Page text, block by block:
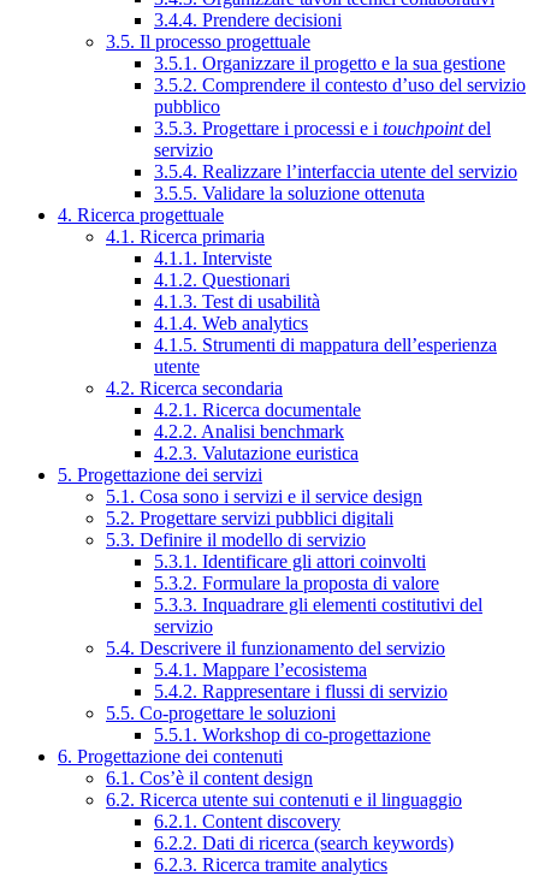
3.4.4. Prendere decisioni
3.5. Il processo progettuale
3.5.1. Organizzare il progetto e la sua gestione
3.5.2. Comprendere il contesto d’uso del servizio
pubblico
3.5.3. Progettare i processi e i touchpointdel
servizio
3.5.4. Realizzare l’interfaccia utente del servizio
3.5.5. Validare la soluzione ottenuta
4. Ricerca progettuale
4.1. Ricerca primaria
4.1.1. Interviste
4.1.2. Questionari
4.1.3. Test di usabilità
4.1.4. Web analytics
4.1.5. Strumenti di mappatura dell’esperienza
utente
4.2. Ricerca secondaria
4.2.1. Ricerca documentale
4.2.2. Analisi benchmark
4.2.3. Valutazione euristica
5. Progettazione dei servizi
5.1. Cosa sono i servizi e il service design
5.2. Progettare servizi pubblici digitali
5.3. Definire il modello di servizio
5.3.1. Identificare gli attori coinvolti
5.3.2. Formulare la proposta di valore
5.3.3. Inquadrare gli elementi costitutivi del
servizio
5.4. Descrivere il funzionamento del servizio
5.4.1. Mappare l’ecosistema
5.4.2. Rappresentare i flussi di servizio
5.5. Co-progettare le soluzioni
5.5.1. Workshop di co-progettazione
6. Progettazione dei contenuti
6.1. Cos’è il content design
6.2. Ricerca utente sui contenuti e il linguaggio
6.2.1. Content discovery
6.2.2. Dati di ricerca (search keywords)
6.2.3. Ricerca tramite analytics